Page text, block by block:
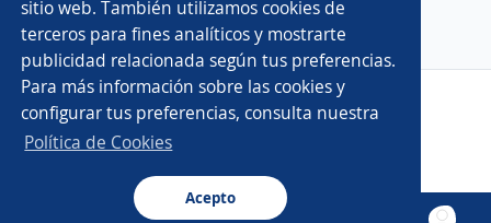
Copyright 2014 - 2026 DGNET LTD.
Aviso legal / Privacidad
sitio web. También utilizamos cookies de
terceros para fines analíticos y mostrarte
publicidad relacionada según tus preferencias.
Para más información sobre las cookies y
configurar tus preferencias, consulta nuestra
Política de Cookies
Acepto